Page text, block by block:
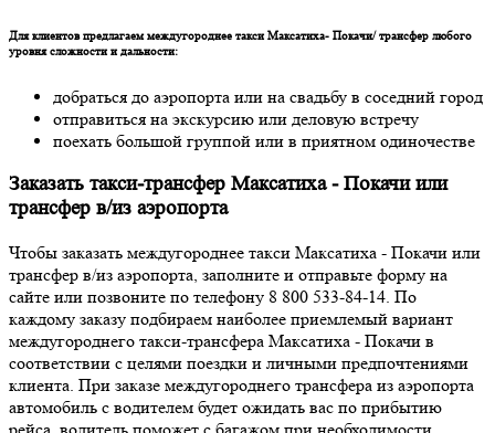
Для клиентов предлагаем междугороднее такси Максатиха- Покачи/ трансфер любого
уровня сложности и дальности:
добраться до аэропорта или на свадьбу в соседний город
отправиться на экскурсию или деловую встречу
поехать большой группой или в приятном одиночестве
Заказать такси-трансфер Максатиха - Покачи или
трансфер в/из аэропорта
Чтобы заказать междугороднее такси Максатиха - Покачи или
трансфер в/из аэропорта, заполните и отправьте форму на
сайте или позвоните по телефону 8 800 533-84-14. По
каждому заказу подбираем наиболее приемлемый вариант
междугороднего такси-трансфера Максатиха - Покачи в
соответствии с целями поездки и личными предпочтениями
клиента. При заказе междугороднего трансфера из аэропорта
автомобиль с водителем будет ожидать вас по прибытию